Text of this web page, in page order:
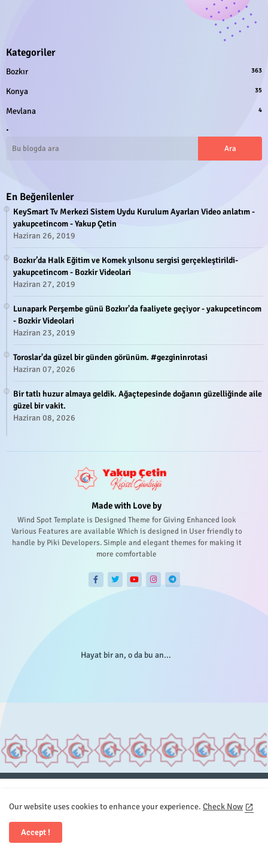
Kategoriler
Bozkır 363
Konya 35
Mevlana 4
.
En Beğenilenler
KeySmart Tv Merkezi Sistem Uydu Kurulum Ayarları Video anlatım -
yakupcetincom - Yakup Çetin
Haziran 26, 2019
Bozkır’da Halk Eğitim ve Komek yılsonu sergisi gerçekleştirildi-
yakupcetincom - Bozkir Videolari
Haziran 27, 2019
Lunapark Perşembe günü Bozkır'da faaliyete geçiyor - yakupcetincom
- Bozkir Videolari
Haziran 23, 2019
Toroslar'da güzel bir günden görünüm. #gezgininrotasi
Haziran 07, 2026
Bir tatlı huzur almaya geldik. Ağaçtepesinde doğanın güzelliğinde aile
güzel bir vakit.
Haziran 08, 2026
Made with Love by
Wind Spot Template is Designed Theme for Giving Enhanced look
Various Features are available Which is designed in User friendly to
handle by Piki Developers. Simple and elegant themes for making it
more comfortable
Hayat bir an, o da bu an...
Sitemap
İletişim
Our website uses cookies to enhance your experience. Check Now
Accept !